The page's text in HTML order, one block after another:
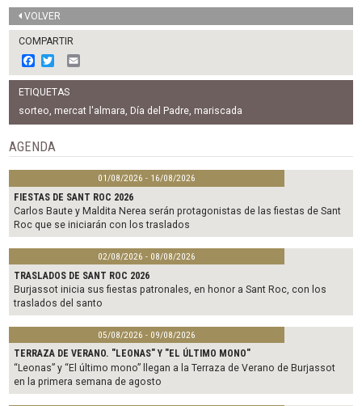
VOLVER
COMPARTIR
F
a
c
e
b
o
o
k
w
i
t
t
e
m
l
ETIQUETAS
sorteo, mercat l'almara, Día del Padre, mariscada
AGENDA
01/08/2026 - 16/08/2026
FIESTAS DE SANT ROC 2026
Carlos Baute y Maldita Nerea serán protagonistas de las fiestas de Sant
Roc que se iniciarán con los traslados
02/08/2026 - 08/08/2026
TRASLADOS DE SANT ROC 2026
Burjassot inicia sus fiestas patronales, en honor a Sant Roc, con los
traslados del santo
05/08/2026 - 09/08/2026
TERRAZA DE VERANO. "LEONAS" Y "EL ÚLTIMO MONO"
“Leonas” y “El último mono” llegan a la Terraza de Verano de Burjassot
en la primera semana de agosto